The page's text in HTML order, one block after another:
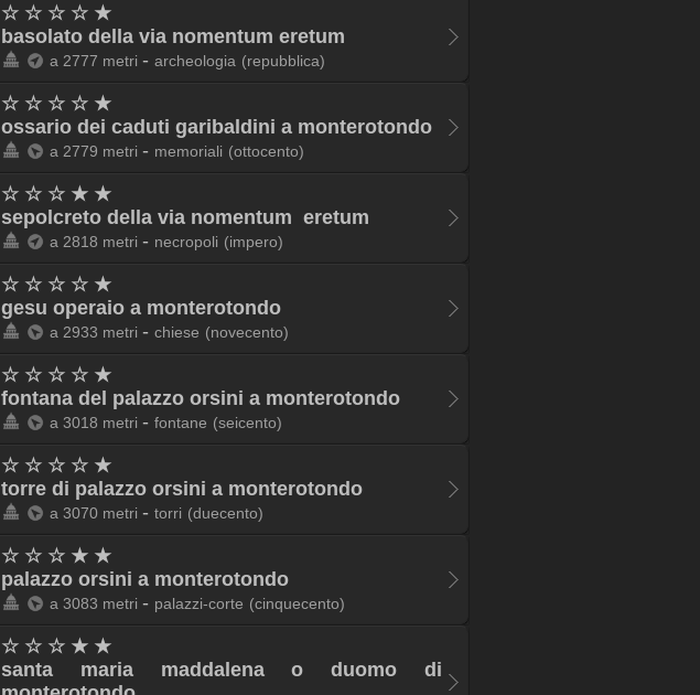
☆ ☆ ☆ ☆ ★
basolato della via nomentum eretum
a 2777 metri - archeologia (repubblica)
☆ ☆ ☆ ☆ ★
ossario dei caduti garibaldini a monterotondo
a 2779 metri - memoriali (ottocento)
☆ ☆ ☆ ★ ★
sepolcreto della via nomentum eretum
a 2818 metri - necropoli (impero)
☆ ☆ ☆ ☆ ★
gesu operaio a monterotondo
a 2933 metri - chiese (novecento)
☆ ☆ ☆ ☆ ★
fontana del palazzo orsini a monterotondo
a 3018 metri - fontane (seicento)
☆ ☆ ☆ ☆ ★
torre di palazzo orsini a monterotondo
a 3070 metri - torri (duecento)
☆ ☆ ☆ ★ ★
palazzo orsini a monterotondo
a 3083 metri - palazzi-corte (cinquecento)
☆ ☆ ☆ ★ ★
santa maria maddalena o duomo di